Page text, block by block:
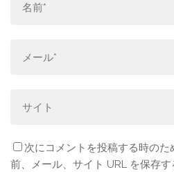
次にコメントを投稿する時の
前、メール、サイト URL を保存す